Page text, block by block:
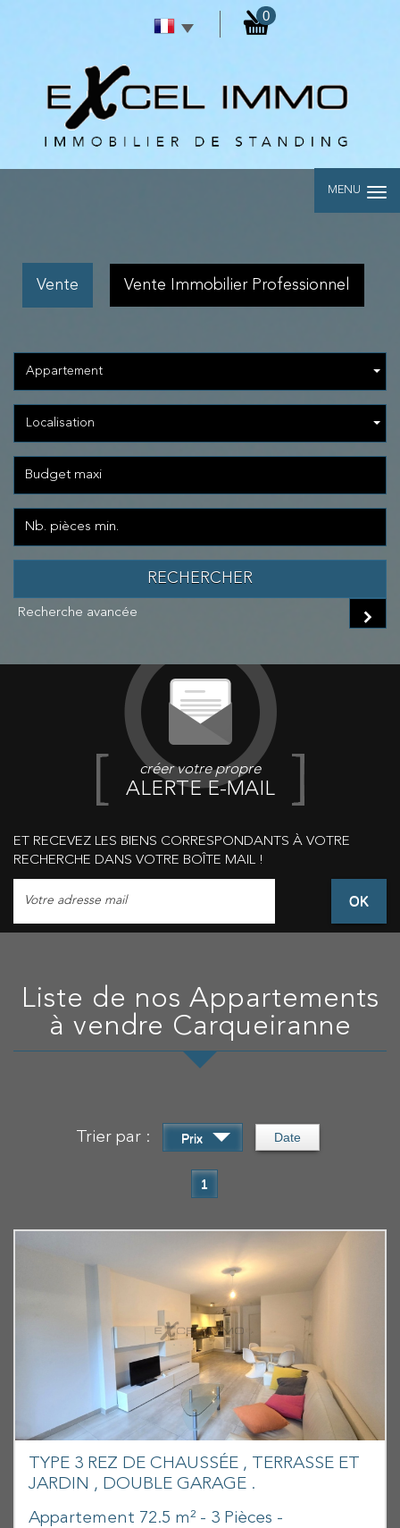
0
MENU
Vente Vente Immobilier Professionnel
Appartement
Localisation
RECHERCHER
Recherche avancée
créer votre propre
ALERTE E-MAIL
ET RECEVEZ LES BIENS CORRESPONDANTS À VOTRE
RECHERCHE DANS VOTRE BOÎTE MAIL !
OK
Liste de nos Appartements
à vendre Carqueiranne
Trier par : Prix Date
1
TYPE 3 REZ DE CHAUSSÉE , TERRASSE ET
JARDIN , DOUBLE GARAGE .
Appartement 72.5 m² - 3 Pièces -